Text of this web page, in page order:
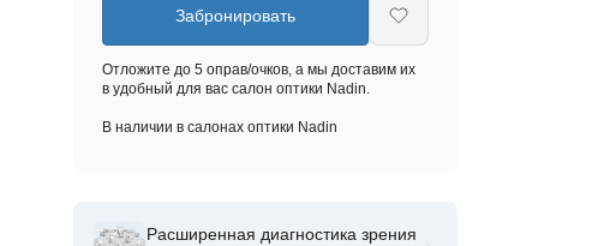
Забронировать
Отложите до 5 оправ/очков, а мы доставим их
в удобный для вас салон оптики Nadin.
В наличии в салонах оптики Nadin
Расширенная диагностика зрения